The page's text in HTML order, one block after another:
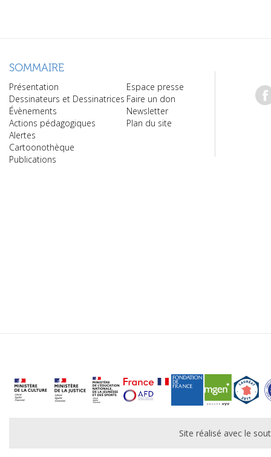
SOMMAIRE
Présentation
Dessinateurs et Dessinatrices
Évènements
Actions pédagogiques
Alertes
Cartoonothèque
Publications
Espace presse
Faire un don
Newsletter
Plan du site
Site réalisé avec le